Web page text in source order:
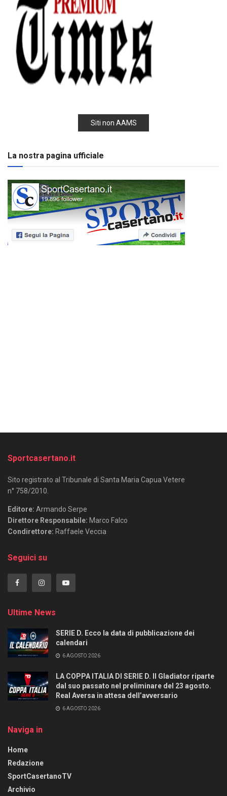
Siti non AAMS
La nostra pagina ufficiale
Sportcasertano.it
Sito registrato al Tribunale di Santa Maria Capua Vetere
n° 758/2010.
Editore: Armando Serpe
Direttore Responsabile: Marco Falco
Condirettore: Raffaele Veccia
Seguici su
Ultime News
SERIE D. Ecco la data di pubblicazione dei
calendari
6 AGOSTO 2026
LA COPPA ITALIA DI SERIE D. Il Gladiator riparte
dal suo passato nel preliminare del 23 agosto.
Real Aversa in attesa dell’avversario
6 AGOSTO 2026
Naviga in
Home
Redazione
SportCasertanoTV
Archivio